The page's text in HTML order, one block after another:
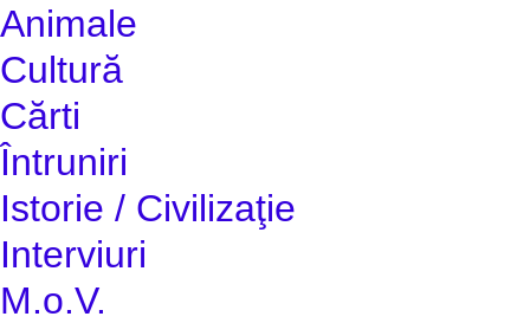
Animale
Cultură
Cărti
Întruniri
Istorie / Civilizaţie
Interviuri
M.o.V.